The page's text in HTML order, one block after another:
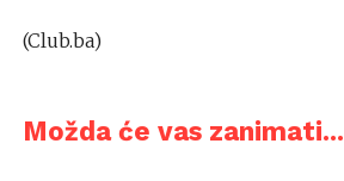
(Club.ba)
Možda će vas zanimati...